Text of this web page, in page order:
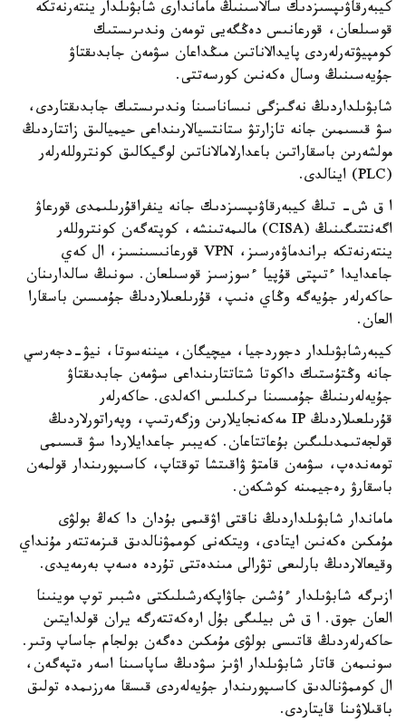
كيبەرقاۋىپسىزدىك سالاسىنىڭ ماماندارى شابۋىلدار ينتەرنەتكە
قوسىلعان، قورعانىس دەڭگەيى تومەن وندىرىستىك
كومپيۋتەرلەردى پايدالاناتىن مىڭداعان سۋمەن جابدىقتاۋ
جۇيەسىنىڭ وسال ەكەنىن كورسەتتى.
شابۋىلداردىڭ نەگىزگى نىساناسىنا وندىرىستىك جابدىقتاردى،
سۋ قىسىمىن جانە تازارتۋ ستانتسيالارىنداعى حيميالىق زاتتاردىڭ
مولشەرىن باسقاراتىن باعدارلامالاناتىن لوگيكالىق كونتروللەرلەر
(PLC) اينالدى.
ا ق ش- تىڭ كيبەرقاۋىپسىزدىك جانە ينفراقۇرىلىمدى قورعاۋ
اگەنتتىگىنىڭ (CISA) مالىمەتىنشە، كوپتەگەن كونتروللەر
ينتەرنەتكە براندماۋەرسىز، VPN قورعانىسىنسىز، ال كەي
جاعدايدا ءتىپتى قۇپيا ءسوزسىز قوسىلعان. سونىڭ سالدارىنان
حاكەرلەر جۇيەگە وڭاي ەنىپ، قۇرىلعىلاردىڭ جۇمىسىن باسقارا
العان.
كيبەرشابۋىلدار دجوردجيا، ميچيگان، ميننەسوتا، نيۋ-دجەرسي
جانە وڭتۇستىك داكوتا شتاتتارىنداعى سۋمەن جابدىقتاۋ
جۇيەلەرىنىڭ جۇمىسىنا ىركىلىس اكەلدى. حاكەرلەر
قۇرىلعىلاردىڭ IP مەكەنجايلارىن وزگەرتىپ، وپەراتورلاردىڭ
قولجەتىمدىلىگىن بۇعاتتاعان. كەيبىر جاعدايلاردا سۋ قىسىمى
تومەندەپ، سۋمەن قامتۋ ۋاقىتشا توقتاپ، كاسىپورىندار قولمەن
باسقارۋ رەجيمىنە كوشكەن.
ماماندار شابۋىلداردىڭ ناقتى اۋقىمى بۇدان دا كەڭ بولۋى
مۇمكىن ەكەنىن ايتادى، ويتكەنى كوممۋنالدىق قىزمەتتەر مۇنداي
وقيعالاردىڭ بارلىعى تۋرالى مىندەتتى تۇردە ەسەپ بەرمەيدى.
ازىرگە شابۋىلدار ءۇشىن جاۋاپكەرشىلىكتى ەشبىر توپ موينىنا
العان جوق. ا ق ش بيلىگى بۇل ارەكەتتەرگە يران قولدايتىن
حاكەرلەردىڭ قاتىسى بولۋى مۇمكىن دەگەن بولجام جاساپ وتىر.
سونىمەن قاتار شابۋىلدار اۋىز سۋدىڭ ساپاسىنا اسەر ەتپەگەن،
ال كوممۋنالدىق كاسىپورىندار جۇيەلەردى قىسقا مەرزىمدە تولىق
باقىلاۋىنا قايتاردى.